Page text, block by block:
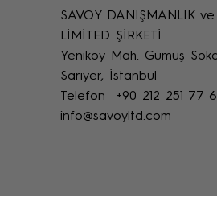
Uzaktan Restorasyon
Restoratör Teknik
SAVOY DANIŞMANLIK
LİMİTED ŞİRKETİ
Yeniköy Mah. Gümüş
Sarıyer, İstanbul
Telefon +90 212 251 77
info@savoyltd.com